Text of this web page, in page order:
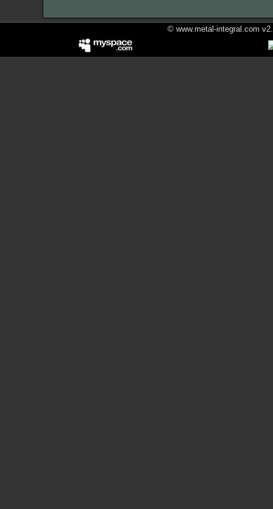
© www.metal-integral.com